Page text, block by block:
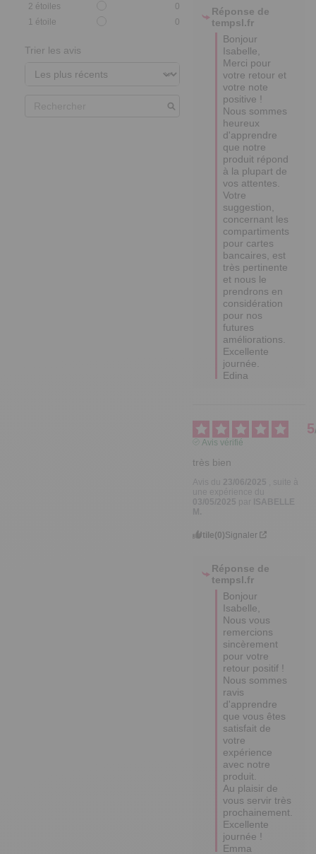
2 étoiles
0
1 étoile 0
Trier les avis
Réponse de
tempsl.fr
Bonjour
Isabelle,
Merci pour
votre retour et
votre note
positive !
Nous sommes
heureux
d'apprendre
que notre
produit répond
à la plupart de
vos attentes.
Votre
suggestion,
concernant les
compartiments
pour cartes
bancaires, est
très pertinente
et nous le
prendrons en
considération
pour nos
futures
améliorations.
Excellente
journée.
Edina
5
Avis vérifié
très bien
23/06/2025
, suite à
03/05/2025
ISABELLE
M.
Utile(0)Signaler
Réponse de
tempsl.fr
Bonjour
Isabelle,
Nous vous
remercions
sincèrement
pour votre
retour positif !
Nous sommes
ravis
d'apprendre
que vous êtes
satisfait de
votre
expérience
avec notre
produit.
Au plaisir de
vous servir très
prochainement.
Excellente
journée !
Emma